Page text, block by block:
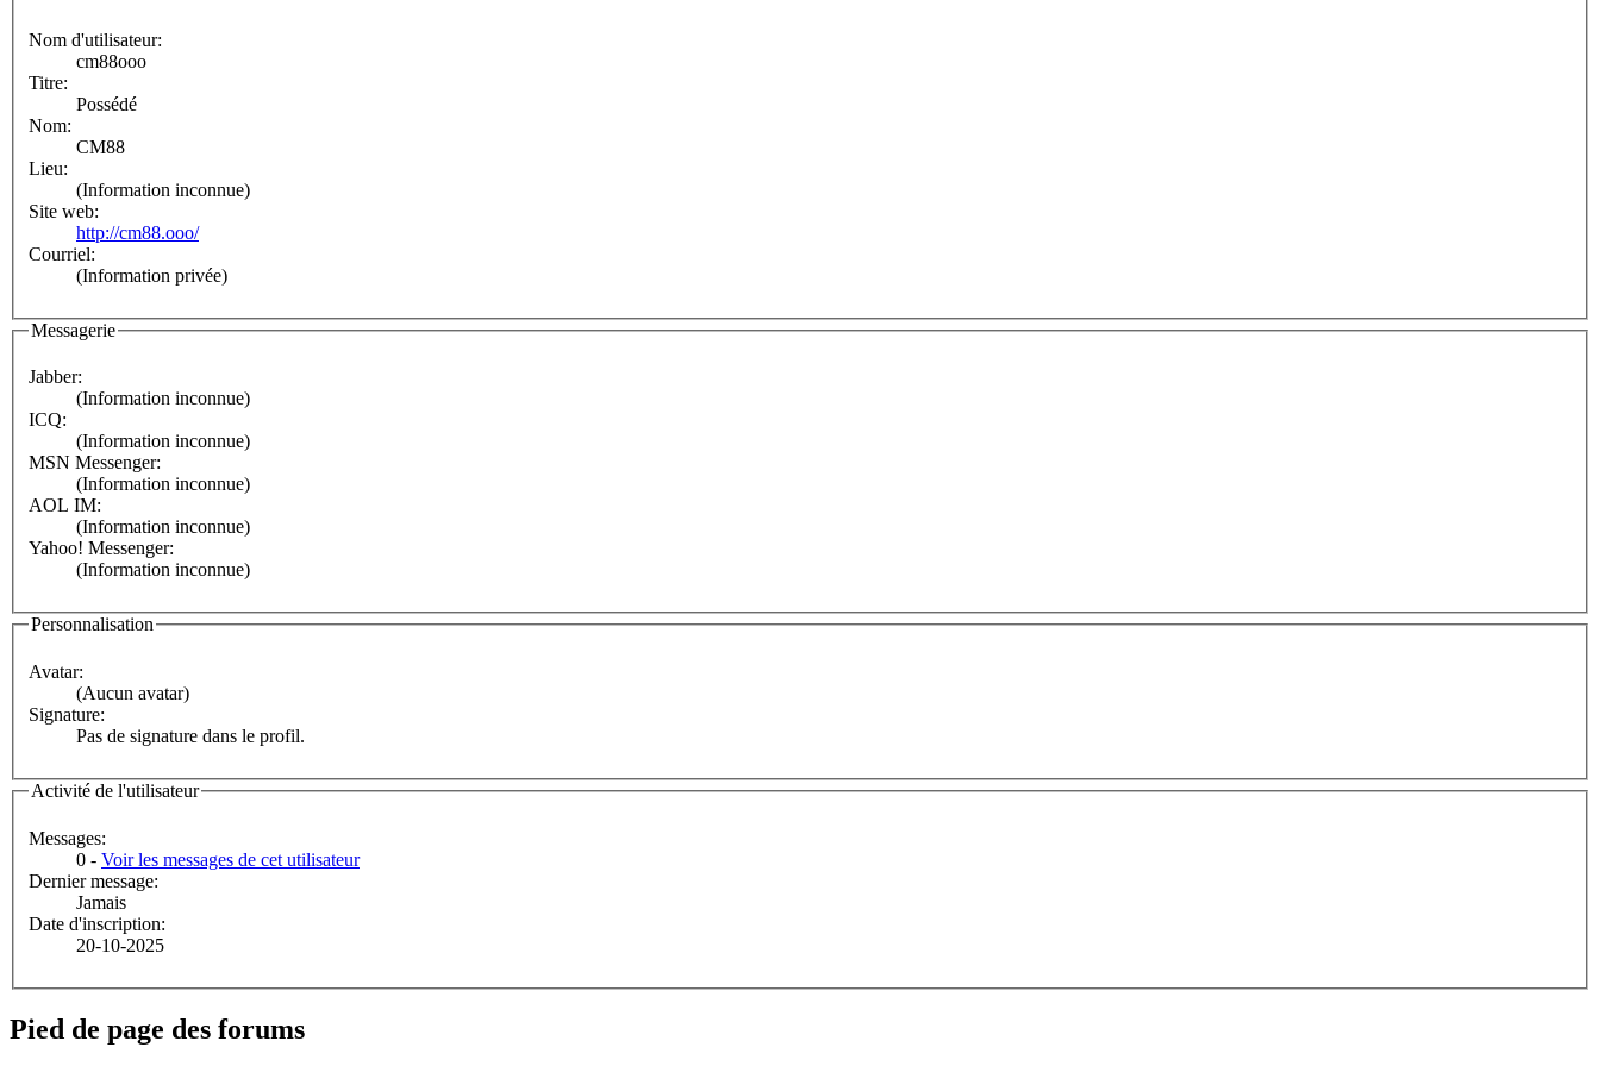
Nom d'utilisateur:
cm88ooo
Titre:
Possédé
Nom:
CM88
Lieu:
(Information inconnue)
Site web:
http://cm88.ooo/
Courriel:
(Information privée)
Messagerie
Jabber:
(Information inconnue)
ICQ:
(Information inconnue)
MSN Messenger:
(Information inconnue)
AOL IM:
(Information inconnue)
Yahoo! Messenger:
(Information inconnue)
Personnalisation
Avatar:
(Aucun avatar)
Signature:
Pas de signature dans le profil.
Activité de l'utilisateur
Messages:
0 - Voir les messages de cet utilisateur
Dernier message:
Jamais
Date d'inscription:
20-10-2025
Pied de page des forums